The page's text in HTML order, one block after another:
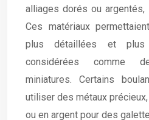
alliages dorés ou
Ces matériaux
plus détaillées et plus
considérées comme
miniatures. Certains
utiliser des métaux
ou en argent pour des